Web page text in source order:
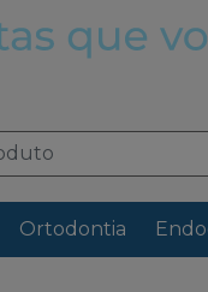
Ortodontia